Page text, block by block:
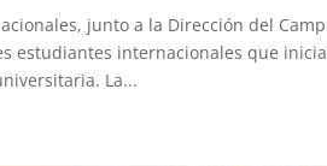
junto a la Dirección del
estudiantes internacionales que
La...